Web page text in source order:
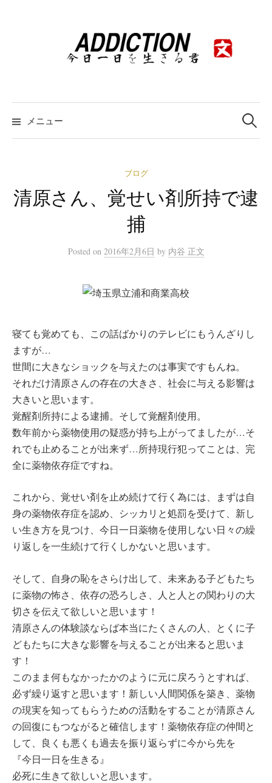
ス
キ
ッ
メニュー
検
索:
ブログ
清原さん、覚せい剤所持で逮
捕
Posted on 2016年2月6日 by 内谷 正文
寝ても覚めても、この話ばかりのテレビにもうんざりし
ますが…
世間に大きなショックを与えたのは事実ですもんね。
それだけ清原さんの存在の大きさ、社会に与える影響は
大きいと思います。
覚醒剤所持による逮捕。そして覚醒剤使用。
数年前から薬物使用の疑惑が持ち上がってましたが…そ
れでも止めることが出来ず…所持現行犯ってことは、完
全に薬物依存症ですね。
これから、覚せい剤を止め続けて行く為には、まずは自
身の薬物依存症を認め、シッカリと処罰を受けて、新し
い生き方を見つけ、今日一日薬物を使用しない日々の繰
り返しを一生続けて行くしかないと思います。
そして、自身の恥をさらけ出して、未来ある子どもたち
に薬物の怖さ、依存の恐ろしさ、人と人との関わりの大
切さを伝えて欲しいと思います！
清原さんの体験談ならば本当にたくさんの人、とくに子
どもたちに大きな影響を与えることが出来ると思いま
す！
このまま何もなかったかのように元に戻ろうとすれば、
必ず繰り返すと思います！新しい人間関係を築き、薬物
の現実を知ってもらうための活動をすることが清原さん
の回復にもつながると確信します！薬物依存症の仲間と
して、良くも悪くも過去を振り返らずに今から先を
『今日一日を生きる』
必死に生きて欲しいと思います。